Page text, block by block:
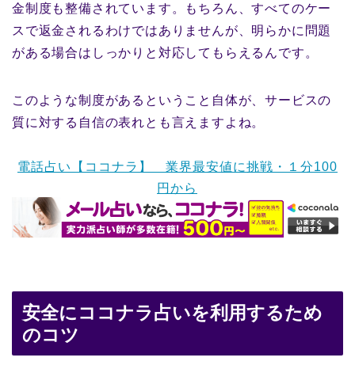
金制度も整備されています。もちろん、すべてのケー
スで返金されるわけではありませんが、明らかに問題
がある場合はしっかりと対応してもらえるんです。
このような制度があるということ自体が、サービスの
質に対する自信の表れとも言えますよね。
電話占い【ココナラ】 業界最安値に挑戦・１分100
円から
安全にココナラ占いを利用するため
のコツ